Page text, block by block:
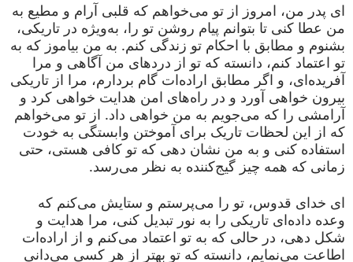
ای پدر من، امروز از تو می‌خواهم که قلبی آرام و مطیع به
من عطا کنی تا بتوانم پیام روشن تو را، به‌ویژه در تاریکی،
بشنوم و مطابق با احکام تو زندگی کنم. به من بیاموز که به
تو اعتماد کنم، دانسته که تو از دردهای من آگاهی و مرا
آفریده‌ای، و اگر مطابق اراده‌ات گام بردارم، مرا از تاریکی
بیرون خواهی آورد و در راه‌های امن هدایت خواهی کرد و
آرامشی را که می‌جویم به من خواهی داد. از تو می‌خواهم
که از این لحظات تاریک برای آموختن وابستگی به خودت
استفاده کنی و به من نشان دهی که تو کافی هستی، حتی
زمانی که همه چیز گیج‌کننده به نظر می‌رسد.
ای خدای قدوس، تو را می‌پرستم و ستایش می‌کنم که
وعده داده‌ای تاریکی را به نور تبدیل کنی، مرا هدایت و
شکل دهی، در حالی که به تو اعتماد می‌کنم و از اراده‌ات
اطاعت می‌نمایم، دانسته که تو بهتر از هر کسی می‌دانی